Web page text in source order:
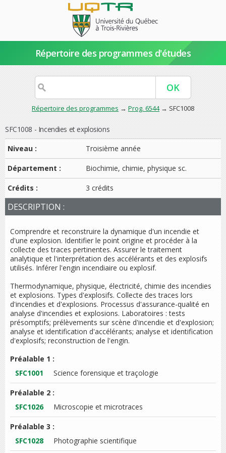
Répertoire des programmes d'études
Répertoire des programmes → Prog. 6544→ SFC1008
SFC1008 - Incendies et explosions
Niveau :
Troisième année
Département : Biochimie, chimie, physique sc.
Crédits : 3 crédits
DESCRIPTION :
Comprendre et reconstruire la dynamique d'un incendie et
d'une explosion. Identifier le point origine et procéder à la
collecte des traces pertinentes. Assurer le traitement
analytique et l'interprétation des accélérants et des explosifs
utilisés. Inférer l'engin incendiaire ou explosif.
Thermodynamique, physique, électricité, chimie des incendies
et explosions. Types d'explosifs. Collecte des traces lors
d'incendies et d'explosions. Processus d'assurance-qualité en
analyse d'incendies et explosions. Laboratoires : tests
présomptifs; prélèvements sur scène d'incendie et d'explosion;
analyse et identification d'accélérants; analyse et identification
d'explosifs; reconstruction de l'engin.
Préalable 1 :
SFC1001
Science forensique et traçologie
Préalable 2 :
SFC1026
Microscopie et microtraces
Préalable 3 :
SFC1028
Photographie scientifique